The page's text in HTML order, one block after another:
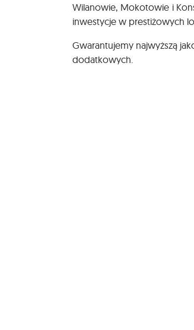
Wilanowie, Mokotowie i
inwestycje w prestiżowych
Gwarantujemy najwyższą
dodatkowych.